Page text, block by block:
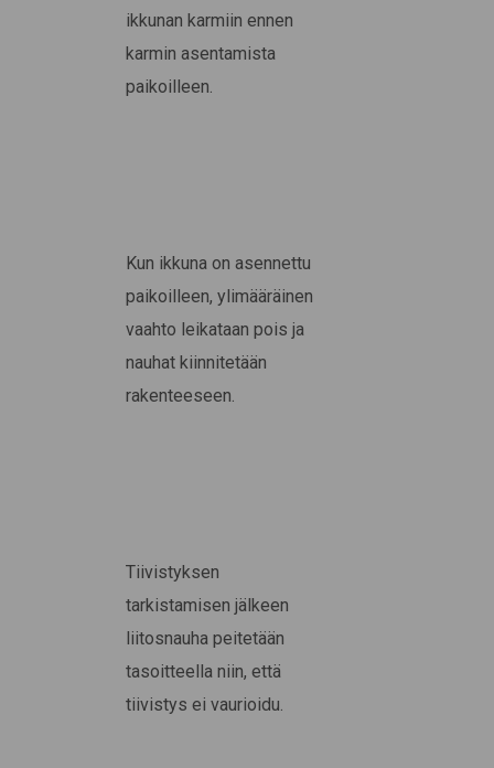
ikkunan karmiin ennen
karmin asentamista
paikoilleen.
Kun ikkuna on asennettu
paikoilleen, ylimääräinen
vaahto leikataan pois ja
nauhat kiinnitetään
rakenteeseen.
Tiivistyksen
tarkistamisen jälkeen
liitosnauha peitetään
tasoitteella niin, että
tiivistys ei vaurioidu.